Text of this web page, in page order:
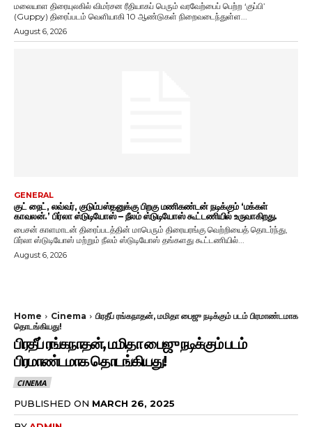
மலையாள திரையுலகில் விமர்சன ரீதியாகப் பெரும் வரவேற்பைப் பெற்ற ‘குப்பி’
(Guppy) திரைப்படம் வெளியாகி 10 ஆண்டுகள் நிறைவடைந்துள்ள...
August 6, 2026
GENERAL
குட் நைட், லவ்வர், குடும்பஸ்தனுக்கு பிறகு மணிகண்டன் நடிக்கும் ‘மக்கள்
காவலன்.’ பிர்லா ஸ்டுடியோஸ் – நீலம் ஸ்டுடியோஸ் கூட்டணியில் உருவாகிறது.
பைசன் காளமாடன் திரைப்படத்தின் மாபெரும் திரையரங்கு வெற்றியைத் தொடர்ந்து,
பிர்லா ஸ்டுடியோஸ் மற்றும் நீலம் ஸ்டுடியோஸ் தங்களது கூட்டணியில்...
August 6, 2026